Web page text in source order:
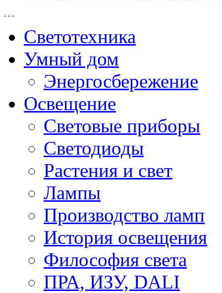
Светотехника
Умный дом
Энергосбережение
Освещение
Световые приборы
Светодиоды
Растения и свет
Лампы
Производство ламп
История освещения
Философия света
ПРА, ИЗУ, DALI